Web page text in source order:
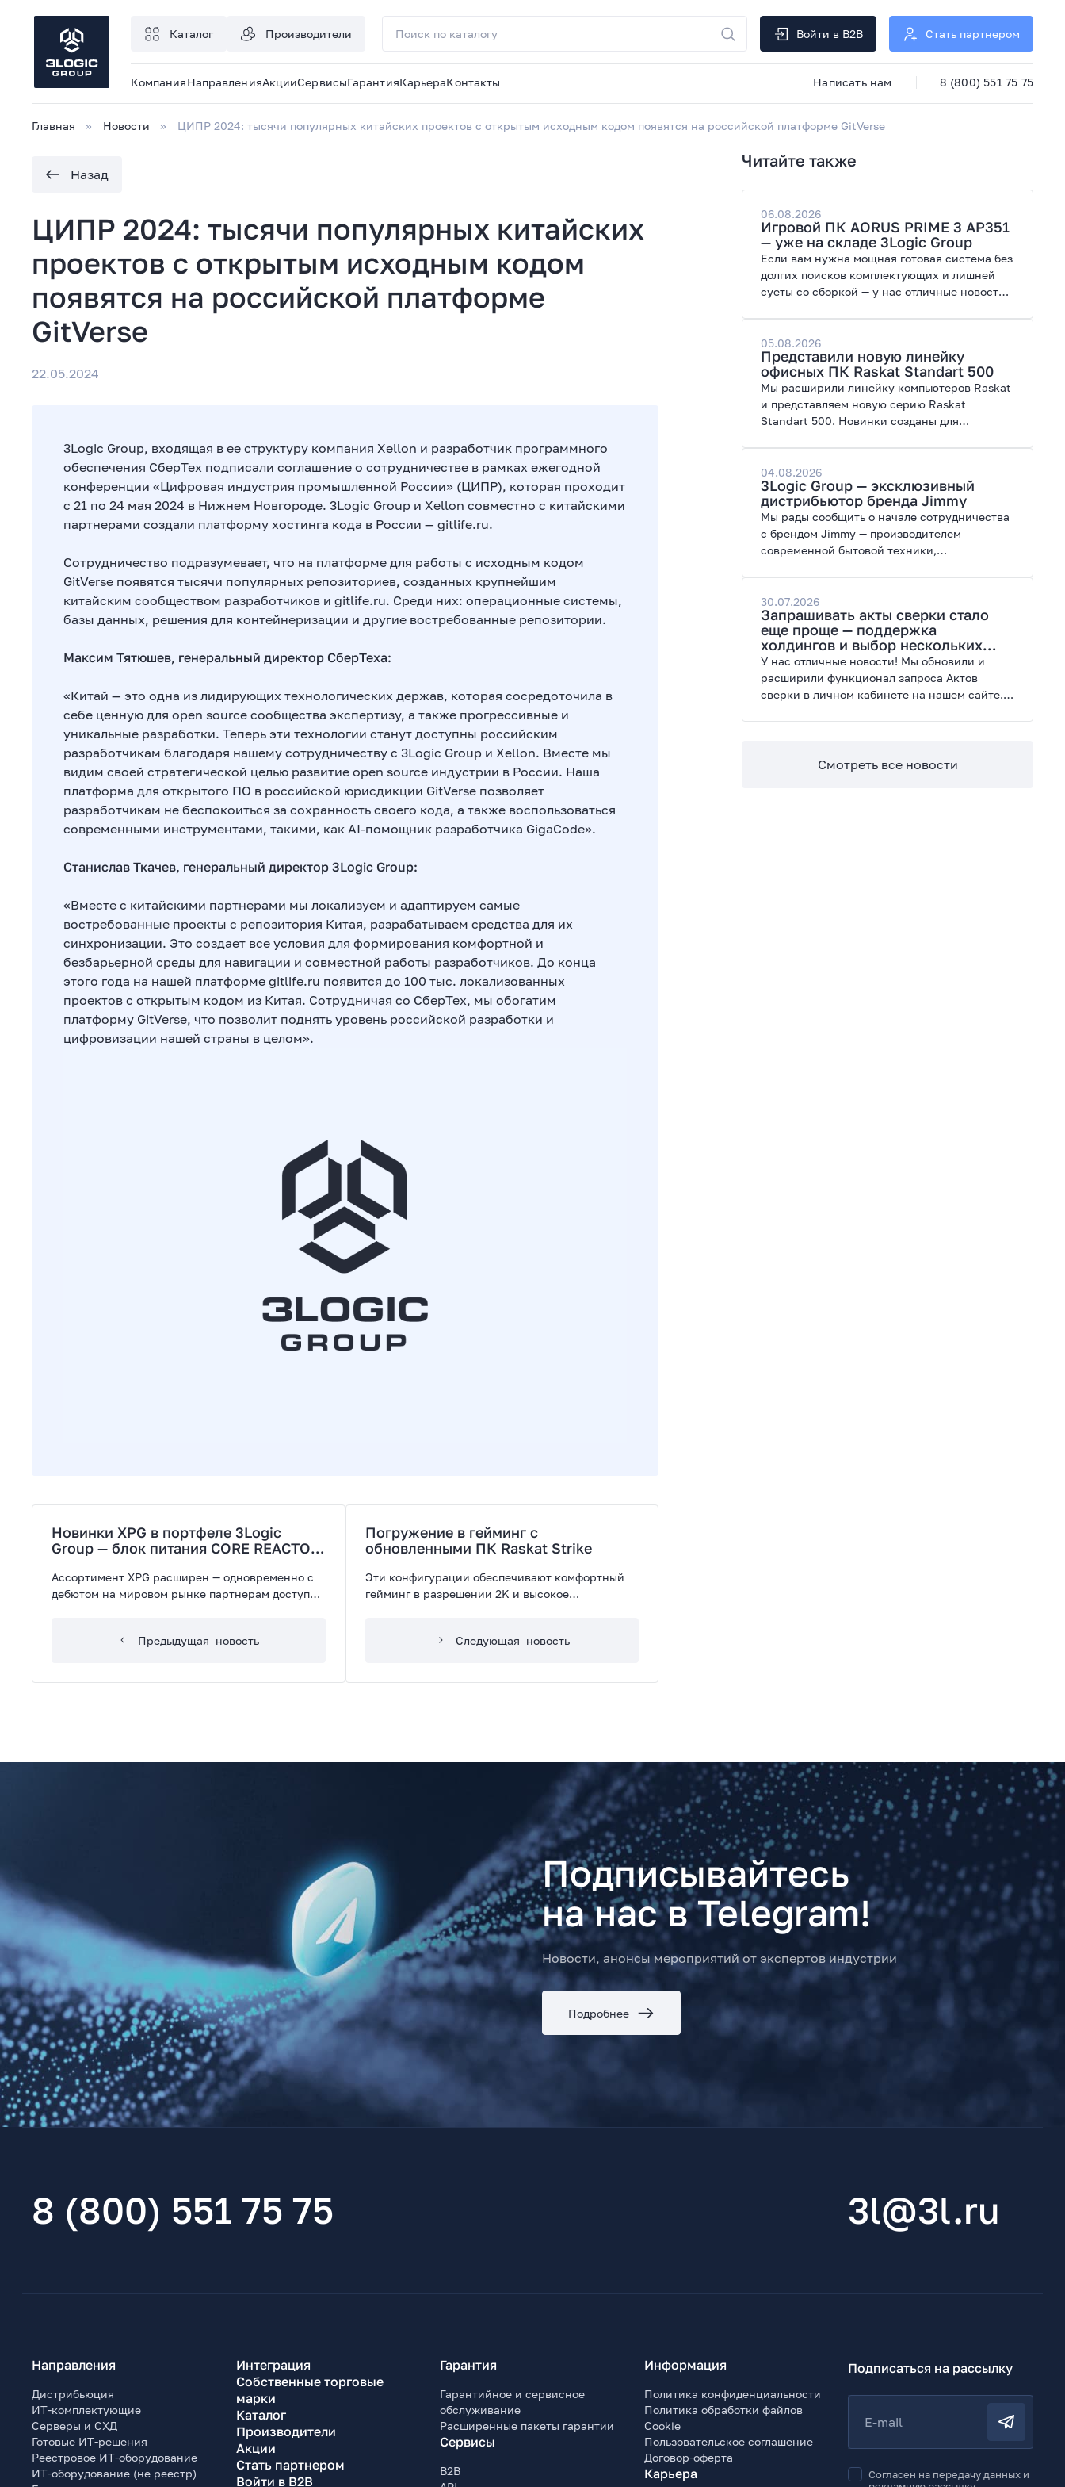
Каталог Производители Войти в B2B Стать партнером
КомпанияНаправленияАкцииСервисыГарантияКарьераКонтакты Написать нам 8 (800) 551 75 75
Главная Новости ЦИПР 2024: тысячи популярных китайских проектов с открытым исходным кодом появятся на российской платформе GitVerse
Назад
ЦИПР 2024: тысячи популярных китайских
проектов с открытым исходным кодом
появятся на российской платформе
GitVerse
22.05.2024
3Logic Group, входящая в ее структуру компания Xellon и разработчик программного
обеспечения СберТех подписали соглашение о сотрудничестве в рамках ежегодной
конференции «Цифровая индустрия промышленной России» (ЦИПР), которая проходит
с 21 по 24 мая 2024 в Нижнем Новгороде. 3Logic Group и Xellon совместно с китайскими
партнерами создали платформу хостинга кода в России — gitlife.ru.
Сотрудничество подразумевает, что на платформе для работы с исходным кодом
GitVerse появятся тысячи популярных репозиториев, созданных крупнейшим
китайским сообществом разработчиков и gitlife.ru. Среди них: операционные системы,
базы данных, решения для контейнеризации и другие востребованные репозитории.
Максим Тятюшев, генеральный директор СберТеха:
«Китай — это одна из лидирующих технологических держав, которая сосредоточила в
себе ценную для open source сообщества экспертизу, а также прогрессивные и
уникальные разработки. Теперь эти технологии станут доступны российским
разработчикам благодаря нашему сотрудничеству с 3Logic Group и Xellon. Вместе мы
видим своей стратегической целью развитие open source индустрии в России. Наша
платформа для открытого ПО в российской юрисдикции GitVerse позволяет
разработчикам не беспокоиться за сохранность своего кода, а также воспользоваться
современными инструментами, такими, как AI-помощник разработчика GigaCode».
Станислав Ткачев, генеральный директор 3Logic Group:
«Вместе с китайскими партнерами мы локализуем и адаптируем самые
востребованные проекты с репозитория Китая, разрабатываем средства для их
синхронизации. Это создает все условия для формирования комфортной и
безбарьерной среды для навигации и совместной работы разработчиков. До конца
этого года на нашей платформе gitlife.ru появится до 100 тыс. локализованных
проектов с открытым кодом из Китая. Сотрудничая со СберТех, мы обогатим
платформу GitVerse, что позволит поднять уровень российской разработки и
цифровизации нашей страны в целом».
Новинки XPG в портфеле 3Logic
Group — блок питания CORE REACTOR
Ассортимент XPG расширен — одновременно с
дебютом на мировом рынке партнерам доступны
Предыдущая новость
Погружение в гейминг с
обновленными ПК Raskat Strike
Эти конфигурации обеспечивают комфортный
гейминг в разрешении 2K и высокое
3D-рендеринга.
Следующая новость
Читайте также
06.08.2026
Игровой ПК AORUS PRIME 3 AP351
— уже на складе 3Logic Group
Если вам нужна мощная готовая система без
долгих поисков комплектующих и лишней
суеты со сборкой — у нас отличные новости.
графических нагрузок, современных игр и
работы с нейросетями.
05.08.2026
Представили новую линейку
офисных ПК Raskat Standart 500
Мы расширили линейку компьютеров Raskat
и представляем новую серию Raskat
Standart 500. Новинки созданы для
энергоэффективность и широкие
возможности модернизации.
04.08.2026
3Logic Group — эксклюзивный
дистрибьютор бренда Jimmy
Мы рады сообщить о начале сотрудничества
с брендом Jimmy — производителем
современной бытовой техники,
30.07.2026
Запрашивать акты сверки стало
еще проще — поддержка
холдингов и выбор нескольких
периодов
У нас отличные новости! Мы обновили и
расширили функционал запроса Актов
сверки в личном кабинете на нашем сайте.
Смотреть все новости
Подписывайтесь
на нас в Telegram!
Новости, анонсы мероприятий от экспертов индустрии
Подробнее
8 (800) 551 75 75 3l@3l.ru
Направления
Дистрибьюция
ИТ-комплектующие
Серверы и СХД
Готовые ИТ-решения
Реестровое ИТ-оборудование
ИТ-оборудование (не реестр)
Интеграция
Собственные торговые
марки
Каталог
Производители
Акции
Стать партнером
Войти в B2B
Гарантия
Гарантийное и сервисное
обслуживание
Расширенные пакеты гарантии
Сервисы
B2B
Информация
Политика конфиденциальности
Политика обработки файлов
Cookie
Пользовательское соглашение
Договор-оферта
Карьера
Подписаться на рассылку
E-mail
Согласен на передачу данных и